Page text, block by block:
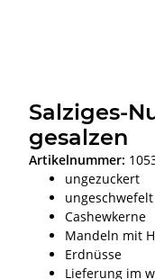
Salziges-
gesalzen
Artikelnummer:
ungezuckert
ungeschwefelt
Cashewkerne
Mandeln mit
Erdnüsse
Lieferung im